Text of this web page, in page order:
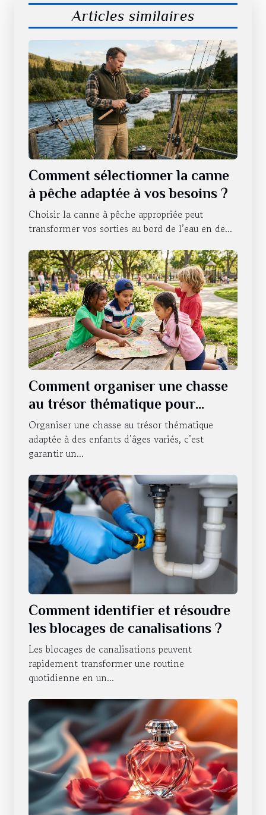
Articles similaires
Comment sélectionner la canne
à pêche adaptée à vos besoins ?
Choisir la canne à pêche appropriée peut
transformer vos sorties au bord de l’eau en de...
Comment organiser une chasse
au trésor thématique pour
enfants de différents âges ?
Organiser une chasse au trésor thématique
adaptée à des enfants d’âges variés, c’est
garantir un...
Comment identifier et résoudre
les blocages de canalisations ?
Les blocages de canalisations peuvent
rapidement transformer une routine
quotidienne en un...